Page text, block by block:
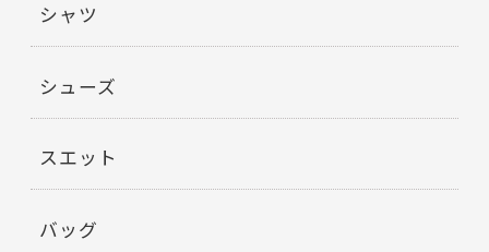
シャツ
シューズ
スエット
バッグ